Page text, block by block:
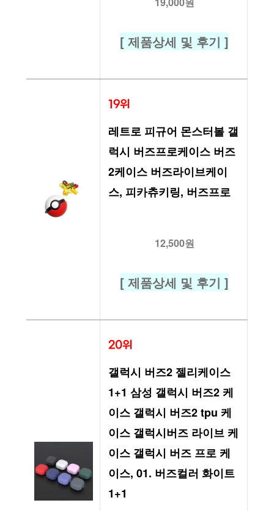
[ 제품상세 및 후기 ]
19위
레트로 피규어 몬스터볼 갤
럭시 버즈프로케이스 버즈
2케이스 버즈라이브케이
스, 피카츄키링, 버즈프로
12,500원
[ 제품상세 및 후기 ]
20위
갤럭시 버즈2 젤리케이스
1+1 삼성 갤럭시 버즈2 케
이스 갤럭시 버즈2 tpu 케
이스 갤럭시버즈 라이브 케
이스 갤럭시 버즈 프로 케
이스, 01. 버즈컬러 화이트
1+1